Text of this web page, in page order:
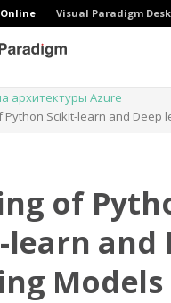
Visual Paradigm
архитектуры Azure
Python Scikit-learn and Deep
of
and
Models